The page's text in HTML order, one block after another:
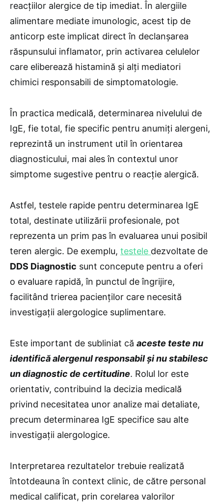
reacțiilor alergice de tip imediat. În alergiile
alimentare mediate imunologic, acest tip de
anticorp este implicat direct în declanșarea
răspunsului inflamator, prin activarea celulelor
care eliberează histamină și alți mediatori
chimici responsabili de simptomatologie.
În practica medicală, determinarea nivelului de
IgE, fie total, fie specific pentru anumiți alergeni,
reprezintă un instrument util în orientarea
diagnosticului, mai ales în contextul unor
simptome sugestive pentru o reacție alergică.
Astfel, testele rapide pentru determinarea IgE
total, destinate utilizării profesionale, pot
reprezenta un prim pas în evaluarea unui posibil
teren alergic. De exemplu, testele dezvoltate de
DDS Diagnostic sunt concepute pentru a oferi
o evaluare rapidă, în punctul de îngrijire,
facilitând trierea pacienților care necesită
investigații alergologice suplimentare.
Este important de subliniat că aceste teste nu
identifică alergenul responsabil și nu stabilesc
un diagnostic de certitudine. Rolul lor este
orientativ, contribuind la decizia medicală
privind necesitatea unor analize mai detaliate,
precum determinarea IgE specifice sau alte
investigații alergologice.
Interpretarea rezultatelor trebuie realizată
întotdeauna în context clinic, de către personal
medical calificat, prin corelarea valorilor